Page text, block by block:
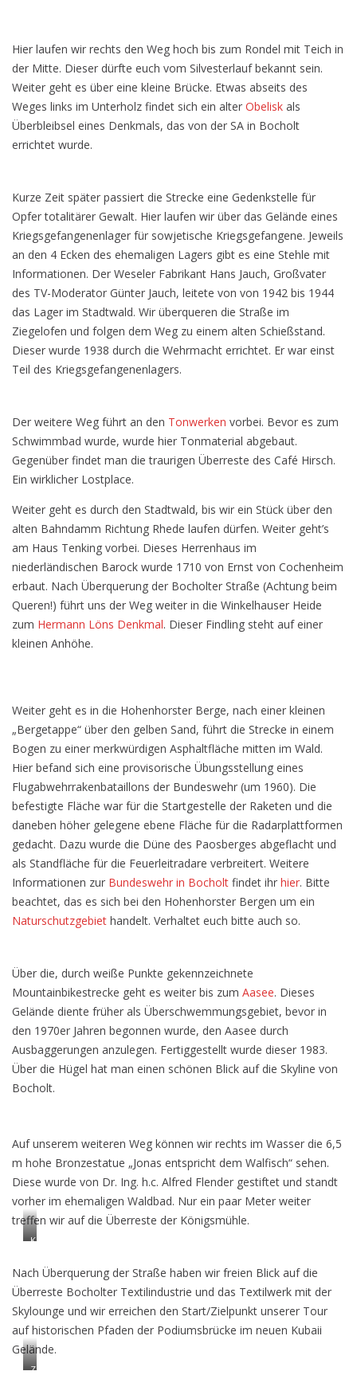
Hier laufen wir rechts den Weg hoch bis zum Rondel mit Teich in
der Mitte. Dieser dürfte euch vom Silvesterlauf bekannt sein.
Weiter geht es über eine kleine Brücke. Etwas abseits des
Weges links im Unterholz findet sich ein alter Obelisk als
Überbleibsel eines Denkmals, das von der SA in Bocholt
errichtet wurde.
Kurze Zeit später passiert die Strecke eine Gedenkstelle für
Opfer totalitärer Gewalt. Hier laufen wir über das Gelände eines
Kriegsgefangenenlager für sowjetische Kriegsgefangene. Jeweils
an den 4 Ecken des ehemaligen Lagers gibt es eine Stehle mit
Informationen. Der Weseler Fabrikant Hans Jauch, Großvater
des TV-Moderator Günter Jauch, leitete von von 1942 bis 1944
das Lager im Stadtwald. Wir überqueren die Straße im
Ziegelofen und folgen dem Weg zu einem alten Schießstand.
Dieser wurde 1938 durch die Wehrmacht errichtet. Er war einst
Teil des Kriegsgefangenenlagers.
Der weitere Weg führt an den Tonwerken vorbei. Bevor es zum
Schwimmbad wurde, wurde hier Tonmaterial abgebaut.
Gegenüber findet man die traurigen Überreste des Café Hirsch.
Ein wirklicher Lostplace.
Weiter geht es durch den Stadtwald, bis wir ein Stück über den
alten Bahndamm Richtung Rhede laufen dürfen. Weiter geht’s
am Haus Tenking vorbei. Dieses Herrenhaus im
niederländischen Barock wurde 1710 von Ernst von Cochenheim
erbaut. Nach Überquerung der Bocholter Straße (Achtung beim
Queren!) führt uns der Weg weiter in die Winkelhauser Heide
zum Hermann Löns Denkmal. Dieser Findling steht auf einer
kleinen Anhöhe.
Weiter geht es in die Hohenhorster Berge, nach einer kleinen
„Bergetappe“ über den gelben Sand, führt die Strecke in einem
Bogen zu einer merkwürdigen Asphaltfläche mitten im Wald.
Hier befand sich eine provisorische Übungsstellung eines
Flugabwehrrakenbataillons der Bundeswehr (um 1960). Die
befestigte Fläche war für die Startgestelle der Raketen und die
daneben höher gelegene ebene Fläche für die Radarplattformen
gedacht. Dazu wurde die Düne des Paosberges abgeflacht und
als Standfläche für die Feuerleitradare verbreitert. Weitere
Informationen zur Bundeswehr in Bocholt findet ihr hier. Bitte
beachtet, das es sich bei den Hohenhorster Bergen um ein
Naturschutzgebiet handelt. Verhaltet euch bitte auch so.
Über die, durch weiße Punkte gekennzeichnete
Mountainbikestrecke geht es weiter bis zum Aasee. Dieses
Gelände diente früher als Überschwemmungsgebiet, bevor in
den 1970er Jahren begonnen wurde, den Aasee durch
Ausbaggerungen anzulegen. Fertiggestellt wurde dieser 1983.
Über die Hügel hat man einen schönen Blick auf die Skyline von
Bocholt.
Auf unserem weiteren Weg können wir rechts im Wasser die 6,5
m hohe Bronzestatue „Jonas entspricht dem Walfisch“ sehen.
Diese wurde von Dr. Ing. h.c. Alfred Flender gestiftet und standt
vorher im ehemaligen Waldbad. Nur ein paar Meter weiter
treffen wir auf die Überreste der Königsmühle.
K
i
s
m
ü
h
l
e
Nach Überquerung der Straße haben wir freien Blick auf die
Überreste Bocholter Textilindustrie und das Textilwerk mit der
Skylounge und wir erreichen den Start/Zielpunkt unserer Tour
auf historischen Pfaden der Podiumsbrücke im neuen Kubaii
Gelände.
Z